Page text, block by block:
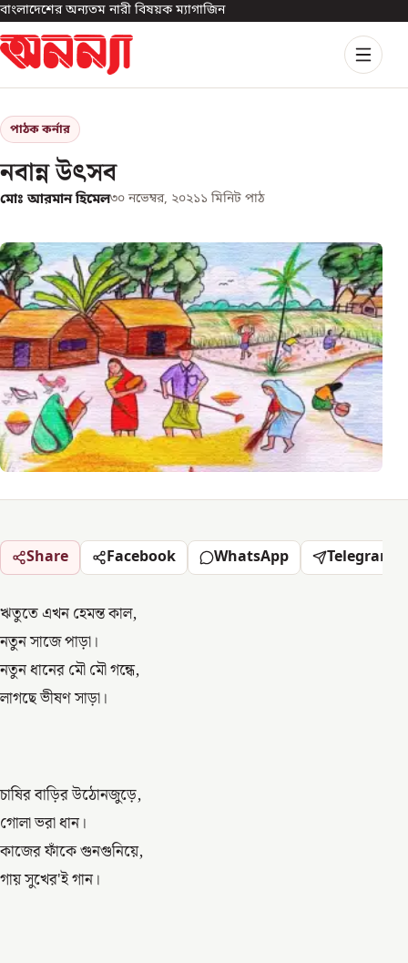
বাংলাদেশের অন্যতম নারী বিষয়ক ম্যাগাজিন
পাঠক কর্নার
নবান্ন উৎসব
মোঃ আরমান হিমেল৩০ নভেম্বর, ২০২১১ মিনিট পাঠ
Share Facebook WhatsApp Telegram
ঋতুতে এখন হেমন্ত কাল,
নতুন সাজে পাড়া।
নতুন ধানের মৌ মৌ গন্ধে,
লাগছে ভীষণ সাড়া।
চাষির বাড়ির উঠোনজুড়ে,
গোলা ভরা ধান।
কাজের ফাঁকে গুনগুনিয়ে,
গায় সুখের'ই গান।